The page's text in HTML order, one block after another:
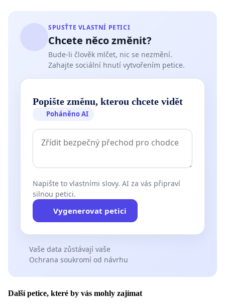
SPUSŤTE VLASTNÍ PETICI
Chcete něco změnit?
Bude-li člověk mlčet, nic se nezmění.
Zahajte sociální hnutí vytvořením petice.
Popište změnu, kterou chcete vidět
Poháněno AI
Napište to vlastními slovy. AI za vás připraví
silnou petici.
Vygenerovat petici
Vaše data zůstávají vaše
Ochrana soukromí od návrhu
Další petice, které by vás mohly zajímat